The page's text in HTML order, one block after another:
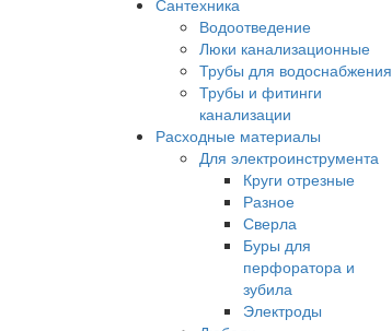
Сантехника
Водоотведение
Люки канализационные
Трубы для водоснабжения
Трубы и фитинги
канализации
Расходные материалы
Для электроинструмента
Круги отрезные
Разное
Сверла
Буры для
перфоратора и
зубила
Электроды